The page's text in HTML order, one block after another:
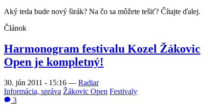
Aký teda bude nový širák? Na čo sa môžete tešiť? Čítajte ďalej.
Článok
Harmonogram festivalu Kozel Žákovic
Open je kompletný!
30. jún 2011 - 15:16 — Radiar
Informácia, správa Žákovic Open Festivaly
3